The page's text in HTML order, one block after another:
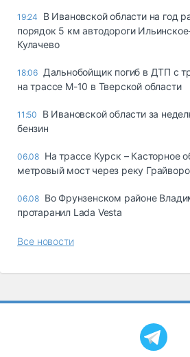
19:24
В Ивановской области на год
порядок 5 км автодороги
Кулачево
18:06 Дальнобойщик погиб в ДТП с
на трассе М-10 в Тверской области
11:50
В Ивановской области за
бензин
06.08 На трассе Курск – Касторное
метровый мост через реку
06.08 Во Фрунзенском районе
протаранил Lada Vesta
Все новости